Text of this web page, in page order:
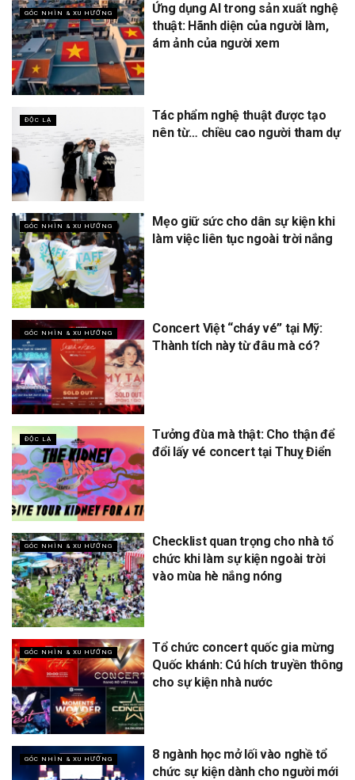
GÓC NHÌN & XU HƯỚNG
Ứng dụng AI trong sản xuất nghệ
thuật: Hãnh diện của người làm,
ám ảnh của người xem
ĐỘC LẠ
Tác phẩm nghệ thuật được tạo
nên từ… chiều cao người tham dự
GÓC NHÌN & XU HƯỚNG
Mẹo giữ sức cho dân sự kiện khi
làm việc liên tục ngoài trời nắng
GÓC NHÌN & XU HƯỚNG
Concert Việt “cháy vé” tại Mỹ:
Thành tích này từ đâu mà có?
ĐỘC LẠ
Tưởng đùa mà thật: Cho thận để
đổi lấy vé concert tại Thuỵ Điển
GÓC NHÌN & XU HƯỚNG
Checklist quan trọng cho nhà tổ
chức khi làm sự kiện ngoài trời
vào mùa hè nắng nóng
GÓC NHÌN & XU HƯỚNG
Tổ chức concert quốc gia mừng
Quốc khánh: Cú hích truyền thông
cho sự kiện nhà nước
GÓC NHÌN & XU HƯỚNG
8 ngành học mở lối vào nghề tổ
chức sự kiện dành cho người mới